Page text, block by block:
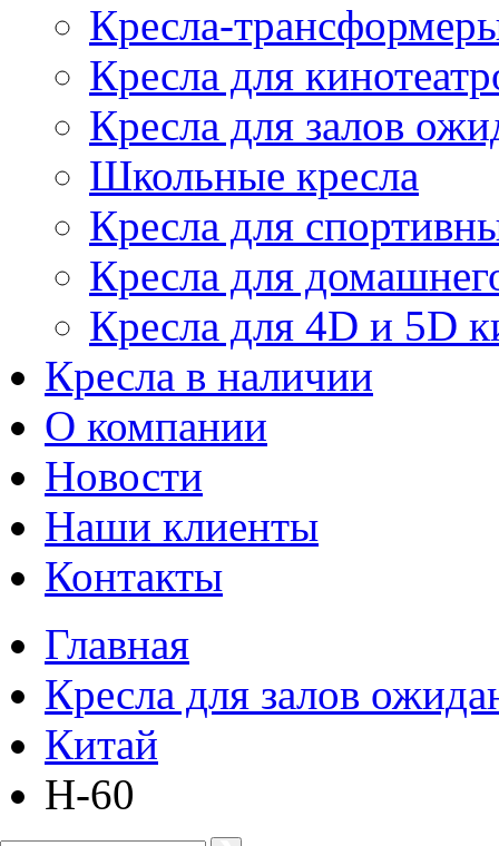
Кресла-
Кресла для
Кресла для залов
Школьные кресла
Кресла для
Кресла для
Кресла для 4D и 5D
Кресла в наличии
О компании
Новости
Наши клиенты
Контакты
Главная
Кресла для залов
Китай
H-60